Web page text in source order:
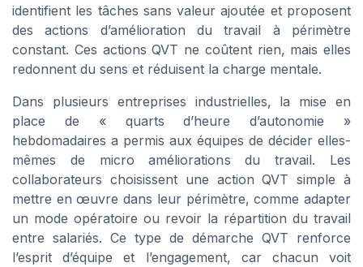
identifient les tâches sans valeur ajoutée et proposent
des actions d’amélioration du travail à périmètre
constant. Ces actions QVT ne coûtent rien, mais elles
redonnent du sens et réduisent la charge mentale.
Dans plusieurs entreprises industrielles, la mise en
place de « quarts d’heure d’autonomie »
hebdomadaires a permis aux équipes de décider elles-
mêmes de micro améliorations du travail. Les
collaborateurs choisissent une action QVT simple à
mettre en œuvre dans leur périmètre, comme adapter
un mode opératoire ou revoir la répartition du travail
entre salariés. Ce type de démarche QVT renforce
l’esprit d’équipe et l’engagement, car chacun voit